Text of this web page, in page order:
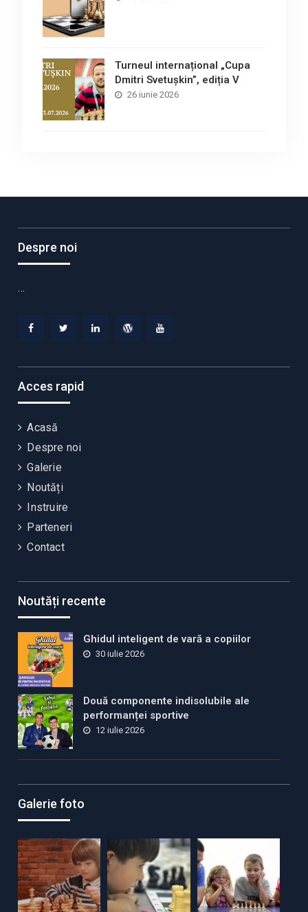
Turneul internațional „Cupa
Dmitri Svetușkin”, ediția V
26 iunie 2026
Despre noi
…
Acces rapid
Acasă
Despre noi
Galerie
Noutăți
Instruire
Parteneri
Contact
Noutăți recente
Ghidul inteligent de vară a copiilor
30 iulie 2026
Două componente indisolubile ale
performanței sportive
12 iulie 2026
Galerie foto